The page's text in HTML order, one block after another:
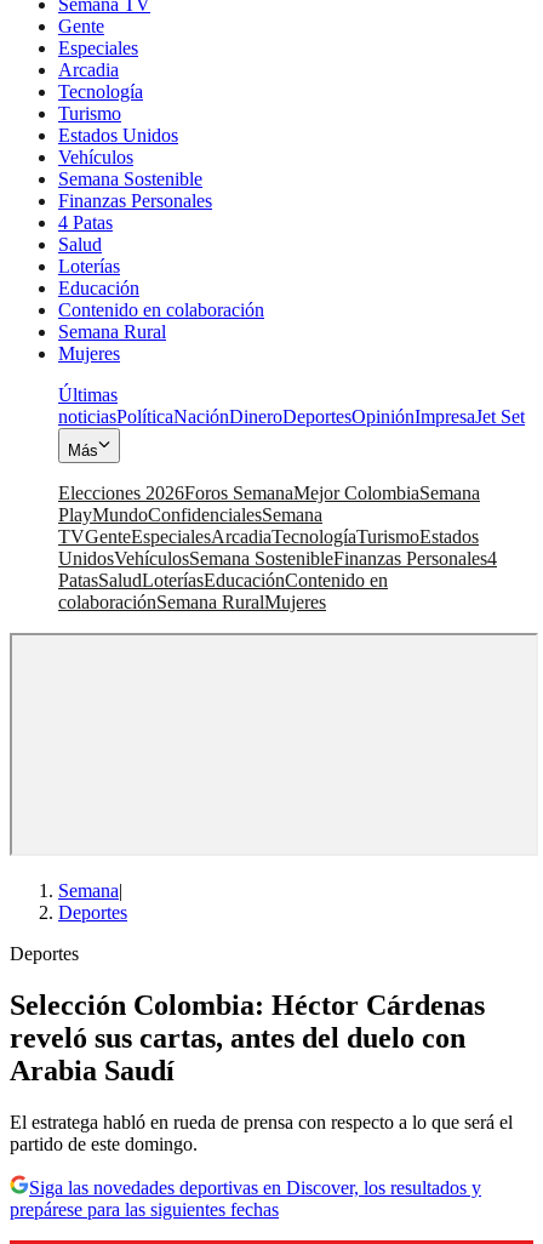
Gente
Especiales
Arcadia
Tecnología
Turismo
Estados Unidos
Vehículos
Semana Sostenible
Finanzas Personales
4 Patas
Salud
Loterías
Educación
Contenido en colaboración
Semana Rural
Mujeres
Últimas
noticiasPolíticaNaciónDineroDeportesOpiniónImpresaJet Set
Más
Elecciones 2026Foros SemanaMejor ColombiaSemana
PlayMundoConfidencialesSemana
TVGenteEspecialesArcadiaTecnologíaTurismoEstados
UnidosVehículosSemana SostenibleFinanzas Personales4
PatasSaludLoteríasEducaciónContenido en
colaboraciónSemana RuralMujeres
Semana|
Deportes
Deportes
Selección Colombia: Héctor Cárdenas
reveló sus cartas, antes del duelo con
Arabia Saudí
El estratega habló en rueda de prensa con respecto a lo que será el
partido de este domingo.
Siga las novedades deportivas en Discover, los resultados y
prepárese para las siguientes fechas